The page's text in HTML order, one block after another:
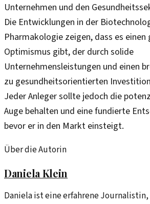
Unternehmen und den
Die Entwicklungen in der
Pharmakologie zeigen, dass es einen
Optimismus gibt, der durch solide
Unternehmensleistungen und einen
zu gesundheitsorientierten
Jeder Anleger sollte jedoch die
Auge behalten und eine fundierte
bevor er in den Markt einsteigt.
Über die Autorin
Daniela Klein
Daniela ist eine erfahrene